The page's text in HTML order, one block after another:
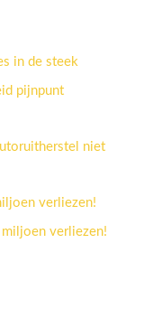
in de steek
pijnpunt
niet
verliezen!
miljoen verliezen!